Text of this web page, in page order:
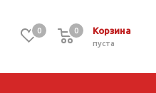
0 Корзина
0
пуста
0